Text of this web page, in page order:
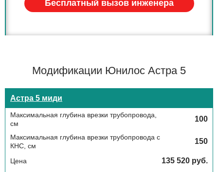
Бесплатный вызов инженера
Модификации Юнилос Астра 5
Астра 5 миди
100
150
135 520 руб.